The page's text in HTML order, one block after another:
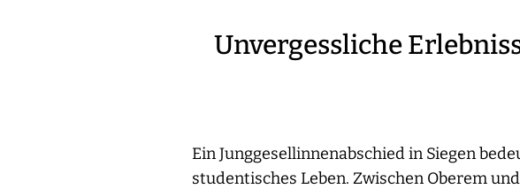
Unvergessliche
Ein Junggesellinnenabschied in Siegen
studentisches Leben. Zwischen Oberem